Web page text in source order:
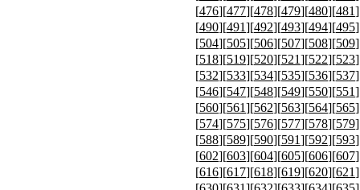
[476][477][478][479][480][481
[490][491][492][493][494][495
[504][505][506][507][508][509
[518][519][520][521][522][523
[532][533][534][535][536][537
[546][547][548][549][550][551
[560][561][562][563][564][565
[574][575][576][577][578][579
[588][589][590][591][592][593
[602][603][604][605][606][607
[616][617][618][619][620][621